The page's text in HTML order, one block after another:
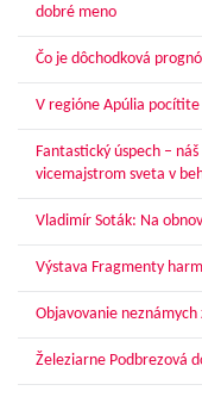
dobré meno
Čo je dôchodková
V regióne Apúlia pocítite
Fantastický úspech –
vicemajstrom sveta v
Vladimír Soták: Na
Výstava Fragmenty
Objavovanie
Železiarne Podbrezová